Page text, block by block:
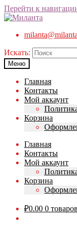
Перейти к
Искать:
Меню
Главная
Контакты
Мой аккаунт
Корзина
Главная
Контакты
Мой аккаунт
Корзина
₽0.00 0 товаров